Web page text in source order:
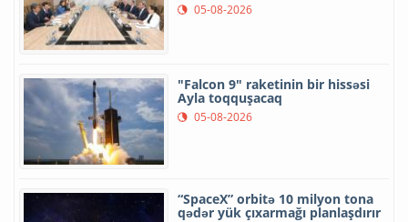
05-08-2026
"Falcon 9" raketinin bir hissəsi
Ayla toqquşacaq
05-08-2026
“SpaceX” orbitə 10 milyon tona
qədər yük çıxarmağı planlaşdırır